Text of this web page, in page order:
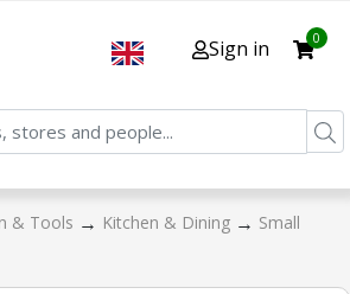
Sign in 0
& Tools → Kitchen & Dining → Small